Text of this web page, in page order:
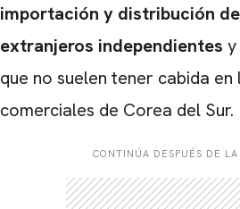
importación y distribución
extranjeros independientes
que no suelen tener cabida
comerciales de Corea del Sur.
CONTINÚA DESPUÉS DE